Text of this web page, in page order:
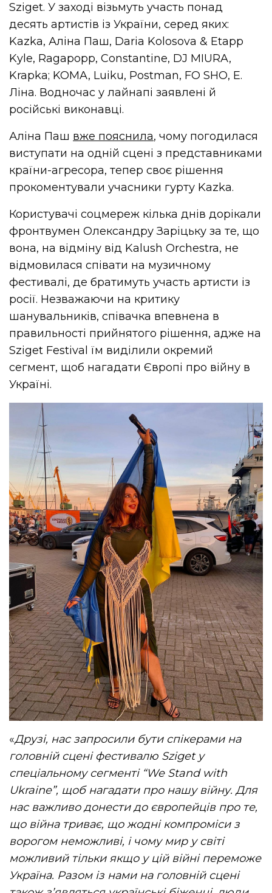
Sziget. У заході візьмуть участь понад
десять артистів із України, серед яких:
Kazka, Аліна Паш, Daria Kolosova & Etapp
Kyle, Ragapopp, Constantine, DJ MIURA,
Krapka; KOMA, Luiku, Postman, FO SHO, E.
Ліна. Водночас у лайнапі заявлені й
російські виконавці.
Аліна Паш вже пояснила, чому погодилася
виступати на одній сцені з представниками
країни-агресора, тепер своє рішення
прокоментували учасники гурту Kazka.
Користувачі соцмереж кілька днів дорікали
фронтвумен Олександру Заріцьку за те, що
вона, на відміну від Kalush Orchestra, не
відмовилася співати на музичному
фестивалі, де братимуть участь артисти із
росії. Незважаючи на критику
шанувальників, співачка впевнена в
правильності прийнятого рішення, адже на
Sziget Festival їм виділили окремий
сегмент, щоб нагадати Європі про війну в
Україні.
«Друзі, нас запросили бути спікерами на
головній сцені фестивалю Sziget у
спеціальному сегменті “We Stand with
Ukraine”, щоб нагадати про нашу війну. Для
нас важливо донести до європейців про те,
що війна триває, що жодні компроміси з
ворогом неможливі, і чому мир у світі
можливий тільки якщо у цій війні переможе
Україна. Разом із нами на головній сцені